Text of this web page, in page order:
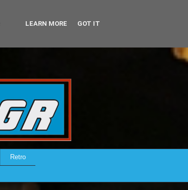
Retro
LEARN MORE GOT IT